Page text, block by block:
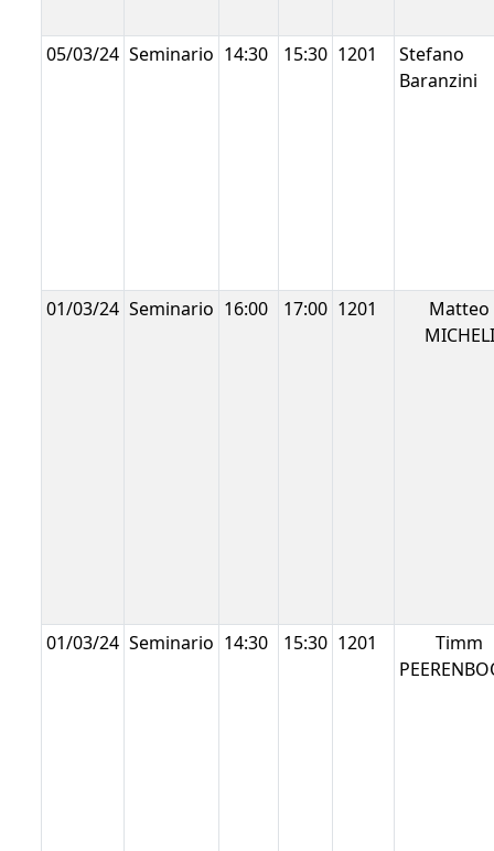
05/03/24 Seminario 14:30 15:30 1201
Stefano
Baranzini
01/03/24 Seminario 16:00 17:00 1201
Matteo
MICHELI
01/03/24 Seminario 14:30 15:30 1201
Timm